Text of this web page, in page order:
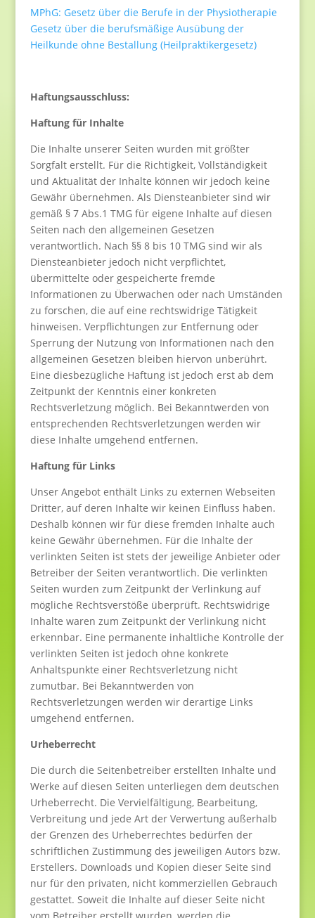
MPhG: Gesetz über die Berufe in der Physiotherapie
Gesetz über die berufsmäßige Ausübung der
Heilkunde ohne Bestallung (Heilpraktikergesetz)
Haftungsausschluss:
Haftung für Inhalte
Die Inhalte unserer Seiten wurden mit größter
Sorgfalt erstellt. Für die Richtigkeit, Vollständigkeit
und Aktualität der Inhalte können wir jedoch keine
Gewähr übernehmen. Als Diensteanbieter sind wir
gemäß § 7 Abs.1 TMG für eigene Inhalte auf diesen
Seiten nach den allgemeinen Gesetzen
verantwortlich. Nach §§ 8 bis 10 TMG sind wir als
Diensteanbieter jedoch nicht verpflichtet,
übermittelte oder gespeicherte fremde
Informationen zu Überwachen oder nach Umständen
zu forschen, die auf eine rechtswidrige Tätigkeit
hinweisen. Verpflichtungen zur Entfernung oder
Sperrung der Nutzung von Informationen nach den
allgemeinen Gesetzen bleiben hiervon unberührt.
Eine diesbezügliche Haftung ist jedoch erst ab dem
Zeitpunkt der Kenntnis einer konkreten
Rechtsverletzung möglich. Bei Bekanntwerden von
entsprechenden Rechtsverletzungen werden wir
diese Inhalte umgehend entfernen.
Haftung für Links
Unser Angebot enthält Links zu externen Webseiten
Dritter, auf deren Inhalte wir keinen Einfluss haben.
Deshalb können wir für diese fremden Inhalte auch
keine Gewähr übernehmen. Für die Inhalte der
verlinkten Seiten ist stets der jeweilige Anbieter oder
Betreiber der Seiten verantwortlich. Die verlinkten
Seiten wurden zum Zeitpunkt der Verlinkung auf
mögliche Rechtsverstöße überprüft. Rechtswidrige
Inhalte waren zum Zeitpunkt der Verlinkung nicht
erkennbar. Eine permanente inhaltliche Kontrolle der
verlinkten Seiten ist jedoch ohne konkrete
Anhaltspunkte einer Rechtsverletzung nicht
zumutbar. Bei Bekanntwerden von
Rechtsverletzungen werden wir derartige Links
umgehend entfernen.
Urheberrecht
Die durch die Seitenbetreiber erstellten Inhalte und
Werke auf diesen Seiten unterliegen dem deutschen
Urheberrecht. Die Vervielfältigung, Bearbeitung,
Verbreitung und jede Art der Verwertung außerhalb
der Grenzen des Urheberrechtes bedürfen der
schriftlichen Zustimmung des jeweiligen Autors bzw.
Erstellers. Downloads und Kopien dieser Seite sind
nur für den privaten, nicht kommerziellen Gebrauch
gestattet. Soweit die Inhalte auf dieser Seite nicht